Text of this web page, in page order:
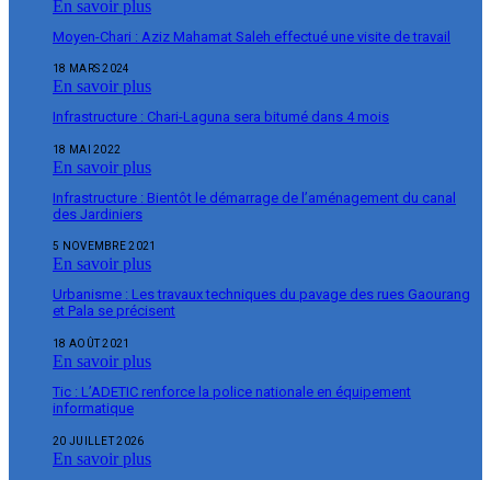
En savoir plus
Moyen-Chari : Aziz Mahamat Saleh effectué une visite de travail
18 MARS 2024
En savoir plus
Infrastructure : Chari-Laguna sera bitumé dans 4 mois
18 MAI 2022
En savoir plus
Infrastructure : Bientôt le démarrage de l’aménagement du canal
des Jardiniers
5 NOVEMBRE 2021
En savoir plus
Urbanisme : Les travaux techniques du pavage des rues Gaourang
et Pala se précisent
18 AOÛT 2021
En savoir plus
Tic : L’ADETIC renforce la police nationale en équipement
informatique
20 JUILLET 2026
En savoir plus